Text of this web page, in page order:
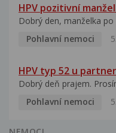
HPV pozitivní
Dobrý den, manželka
Pohlavní nemoci
HPV typ 52 u
Dobrý deň prajem.
Pohlavní nemoci